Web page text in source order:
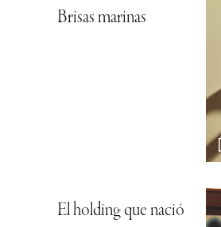
Brisas marinas
El holding que nació